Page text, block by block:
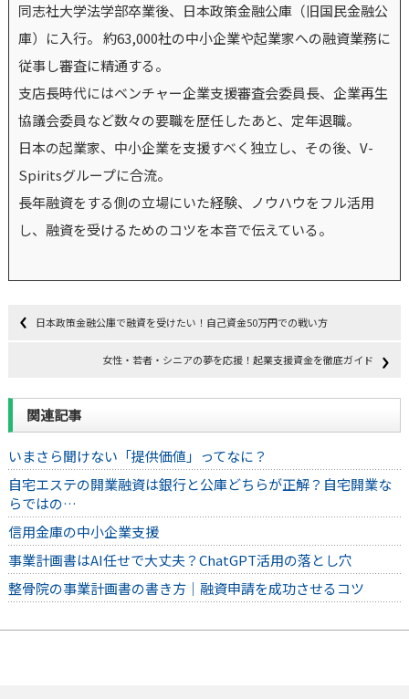
同志社大学法学部卒業後、日本政策金融公庫（旧国民金融公
庫）に入行。 約63,000社の中小企業や起業家への融資業務に
従事し審査に精通する。
支店長時代にはベンチャー企業支援審査会委員長、企業再生
協議会委員など数々の要職を歴任したあと、定年退職。
日本の起業家、中小企業を支援すべく独立し、その後、V-
Spiritsグループに合流。
長年融資をする側の立場にいた経験、ノウハウをフル活用
し、融資を受けるためのコツを本音で伝えている。
日本政策金融公庫で融資を受けたい！自己資金50万円での戦い方
女性・若者・シニアの夢を応援！起業支援資金を徹底ガイド
関連記事
いまさら聞けない「提供価値」ってなに？
自宅エステの開業融資は銀行と公庫どちらが正解？自宅開業な
らではの…
信用金庫の中小企業支援
事業計画書はAI任せで大丈夫？ChatGPT活用の落とし穴
整骨院の事業計画書の書き方｜融資申請を成功させるコツ